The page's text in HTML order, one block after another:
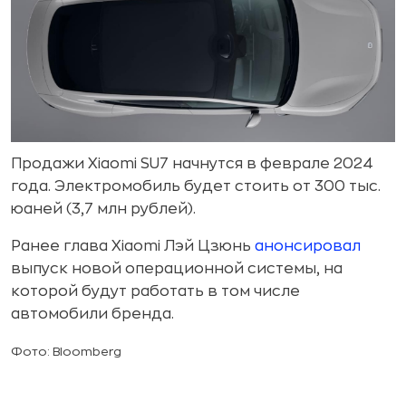
Продажи Xiaomi SU7 начнутся в феврале 2024
года. Электромобиль будет стоить от 300 тыс.
юаней (3,7 млн рублей).
Ранее глава Xiaomi Лэй Цзюнь анонсировал
выпуск новой операционной системы, на
которой будут работать в том числе
автомобили бренда.
Фото: Bloomberg